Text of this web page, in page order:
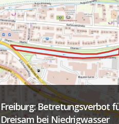
Freiburg: Betretungsverbot
Dreisam bei Niedrigwasser